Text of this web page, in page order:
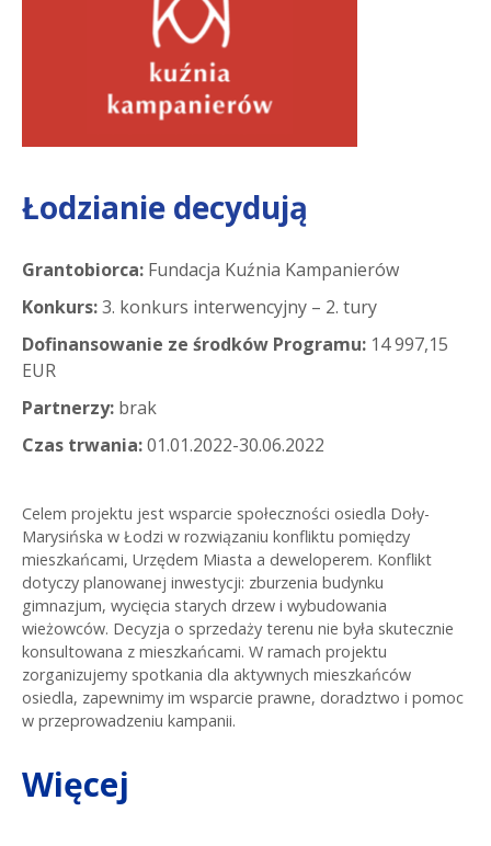
Łodzianie decydują
Grantobiorca: Fundacja Kuźnia Kampanierów
Konkurs:3. konkurs interwencyjny – 2. tury
Dofinansowanie ze środków Programu: 14 997,15
EUR
Partnerzy: brak
Czas trwania:01.01.2022-30.06.2022
Celem projektu jest wsparcie społeczności osiedla Doły-
Marysińska w Łodzi w rozwiązaniu konfliktu pomiędzy
mieszkańcami, Urzędem Miasta a deweloperem. Konflikt
dotyczy planowanej inwestycji: zburzenia budynku
gimnazjum, wycięcia starych drzew i wybudowania
wieżowców. Decyzja o sprzedaży terenu nie była skutecznie
konsultowana z mieszkańcami. W ramach projektu
zorganizujemy spotkania dla aktywnych mieszkańców
osiedla, zapewnimy im wsparcie prawne, doradztwo i pomoc
w przeprowadzeniu kampanii.
Więcej